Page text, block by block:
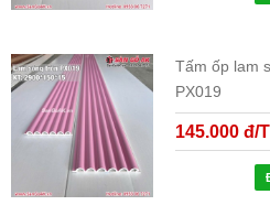
Tấm ốp lam
PX019
145.000 đ/